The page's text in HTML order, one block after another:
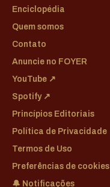
Enciclopédia
Quem somos
Contato
Anuncie no FOYER
YouTube ↗
Spotify ↗
Princípios Editoriais
Política de Privacidade
Termos de Uso
Preferências de cookies
🔔 Notificações